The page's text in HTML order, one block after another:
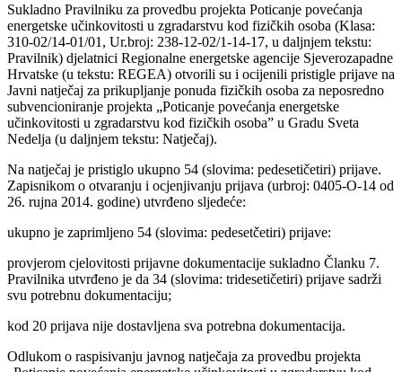
Sukladno Pravilniku za provedbu projekta Poticanje povećanja
energetske učinkovitosti u zgradarstvu kod fizičkih osoba (Klasa:
310-02/14-01/01, Ur.broj: 238-12-02/1-14-17, u daljnjem tekstu:
Pravilnik) djelatnici Regionalne energetske agencije Sjeverozapadne
Hrvatske (u tekstu: REGEA) otvorili su i ocijenili pristigle prijave na
Javni natječaj za prikupljanje ponuda fizičkih osoba za neposredno
subvencioniranje projekta „Poticanje povećanja energetske
učinkovitosti u zgradarstvu kod fizičkih osoba” u Gradu Sveta
Nedelja (u daljnjem tekstu: Natječaj).
Na natječaj je pristiglo ukupno 54 (slovima: pedesetičetiri) prijave.
Zapisnikom o otvaranju i ocjenjivanju prijava (urbroj: 0405-O-14 od
26. rujna 2014. godine) utvrđeno sljedeće:
ukupno je zaprimljeno 54 (slovima: pedesetčetiri) prijave:
provjerom cjelovitosti prijavne dokumentacije sukladno Članku 7.
Pravilnika utvrđeno je da 34 (slovima: tridesetičetiri) prijave sadrži
svu potrebnu dokumentaciju;
kod 20 prijava nije dostavljena sva potrebna dokumentacija.
Odlukom o raspisivanju javnog natječaja za provedbu projekta